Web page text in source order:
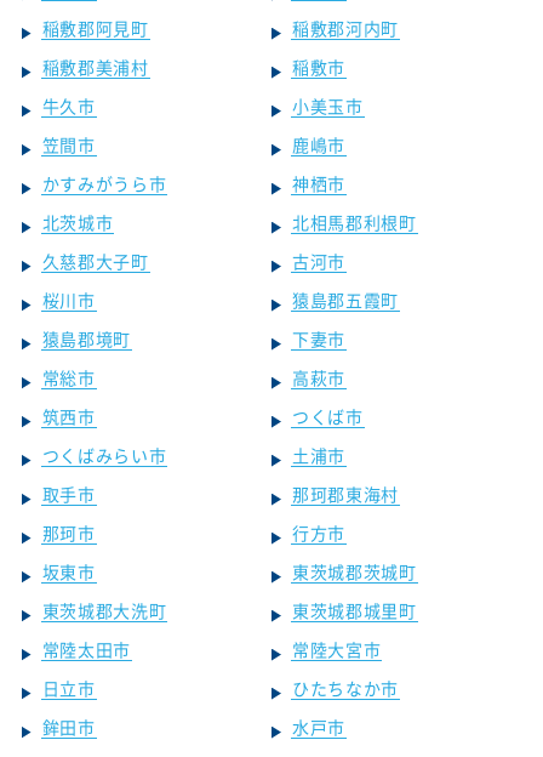
稲敷郡阿見町
稲敷郡河内町
稲敷郡美浦村
稲敷市
牛久市
小美玉市
笠間市
鹿嶋市
かすみがうら市
神栖市
北茨城市
北相馬郡利根町
久慈郡大子町
古河市
桜川市
猿島郡五霞町
猿島郡境町
下妻市
常総市
高萩市
筑西市
つくば市
つくばみらい市
土浦市
取手市
那珂郡東海村
那珂市
行方市
坂東市
東茨城郡茨城町
東茨城郡大洗町
東茨城郡城里町
常陸太田市
常陸大宮市
日立市
ひたちなか市
鉾田市
水戸市